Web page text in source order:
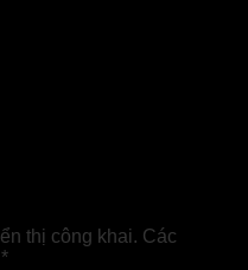
thị công khai. Các
*